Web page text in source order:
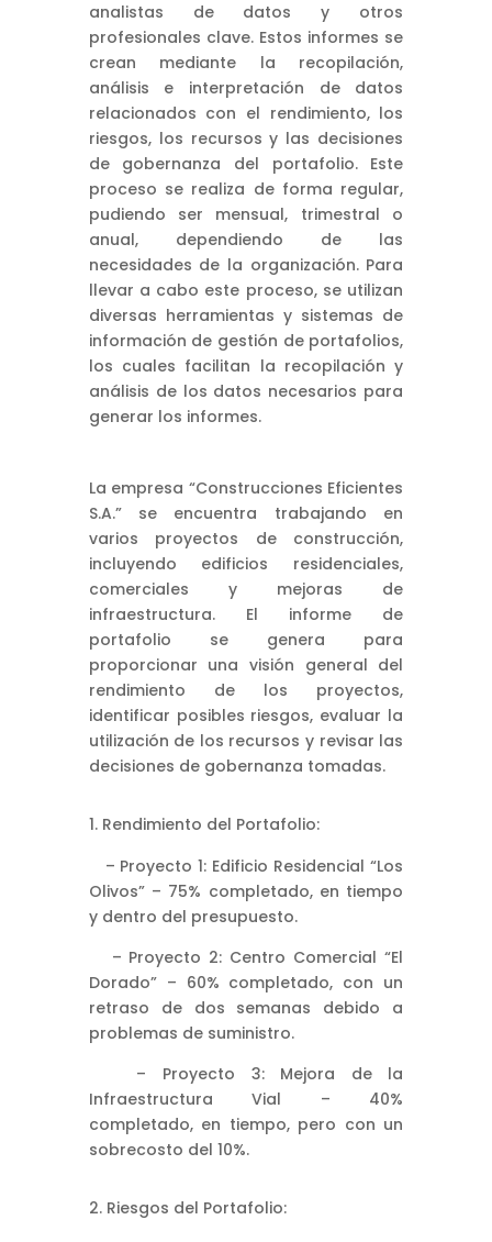
analistas de datos y otros
profesionales clave. Estos informes se
crean mediante la recopilación,
análisis e interpretación de datos
relacionados con el rendimiento, los
riesgos, los recursos y las decisiones
de gobernanza del portafolio. Este
proceso se realiza de forma regular,
pudiendo ser mensual, trimestral o
anual, dependiendo de las
necesidades de la organización. Para
llevar a cabo este proceso, se utilizan
diversas herramientas y sistemas de
información de gestión de portafolios,
los cuales facilitan la recopilación y
análisis de los datos necesarios para
generar los informes.
La empresa “Construcciones Eficientes
S.A.” se encuentra trabajando en
varios proyectos de construcción,
incluyendo edificios residenciales,
comerciales y mejoras de
infraestructura. El informe de
portafolio se genera para
proporcionar una visión general del
rendimiento de los proyectos,
identificar posibles riesgos, evaluar la
utilización de los recursos y revisar las
decisiones de gobernanza tomadas.
Rendimiento del Portafolio:
– Proyecto 1: Edificio Residencial “Los
Olivos” – 75% completado, en tiempo
y dentro del presupuesto.
– Proyecto 2: Centro Comercial “El
Dorado” – 60% completado, con un
retraso de dos semanas debido a
problemas de suministro.
– Proyecto 3: Mejora de la
Infraestructura Vial – 40%
completado, en tiempo, pero con un
sobrecosto del 10%.
Riesgos del Portafolio: